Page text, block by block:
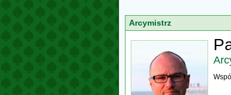
Arcymistrz